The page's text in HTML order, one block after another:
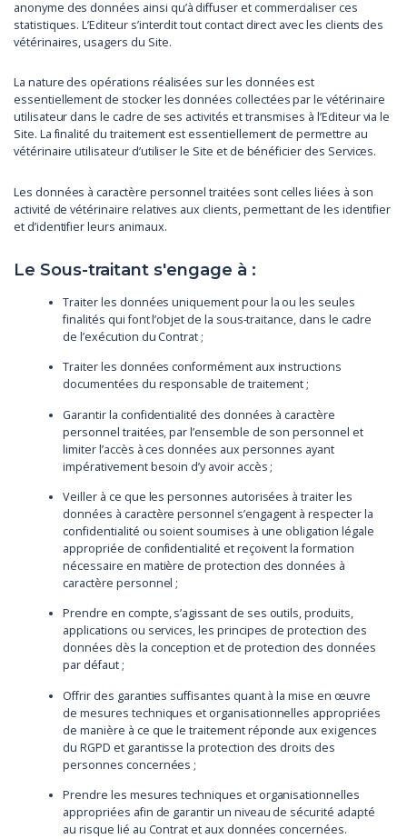
anonyme des données ainsi qu’à diffuser et commercialiser ces
statistiques. L’Editeur s’interdit tout contact direct avec les clients des
vétérinaires, usagers du Site.
La nature des opérations réalisées sur les données est
essentiellement de stocker les données collectées par le vétérinaire
utilisateur dans le cadre de ses activités et transmises à l’Editeur via le
Site. La finalité du traitement est essentiellement de permettre au
vétérinaire utilisateur d’utiliser le Site et de bénéficier des Services.
Les données à caractère personnel traitées sont celles liées à son
activité de vétérinaire relatives aux clients, permettant de les identifier
et d’identifier leurs animaux.
Le Sous-traitant s'engage à :
Traiter les données uniquement pour la ou les seules
finalités qui font l’objet de la sous-traitance, dans le cadre
de l’exécution du Contrat ;
Traiter les données conformément aux instructions
documentées du responsable de traitement ;
Garantir la confidentialité des données à caractère
personnel traitées, par l’ensemble de son personnel et
limiter l’accès à ces données aux personnes ayant
impérativement besoin d’y avoir accès ;
Veiller à ce que les personnes autorisées à traiter les
données à caractère personnel s’engagent à respecter la
confidentialité ou soient soumises à une obligation légale
appropriée de confidentialité et reçoivent la formation
nécessaire en matière de protection des données à
caractère personnel ;
Prendre en compte, s’agissant de ses outils, produits,
applications ou services, les principes de protection des
données dès la conception et de protection des données
par défaut ;
Offrir des garanties suffisantes quant à la mise en œuvre
de mesures techniques et organisationnelles appropriées
de manière à ce que le traitement réponde aux exigences
du RGPD et garantisse la protection des droits des
personnes concernées ;
Prendre les mesures techniques et organisationnelles
appropriées afin de garantir un niveau de sécurité adapté
au risque lié au Contrat et aux données concernées.